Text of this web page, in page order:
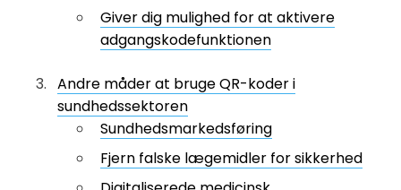
Giver dig mulighed for at aktivere
adgangskodefunktionen
Andre måder at bruge QR-koder i
sundhedssektoren
Sundhedsmarkedsføring
Fjern falske lægemidler for sikkerhed